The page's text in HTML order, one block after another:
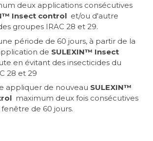
deux applications consécutives
Insect control et/ou d'autre
groupes IRAC 28 et 29.
période de 60 jours, à partir de la
de SULEXIN™ Insect
en évitant des insecticides du
28 et 29
appliquer de nouveau SULEXIN™
maximum deux fois consécutives
de 60 jours.